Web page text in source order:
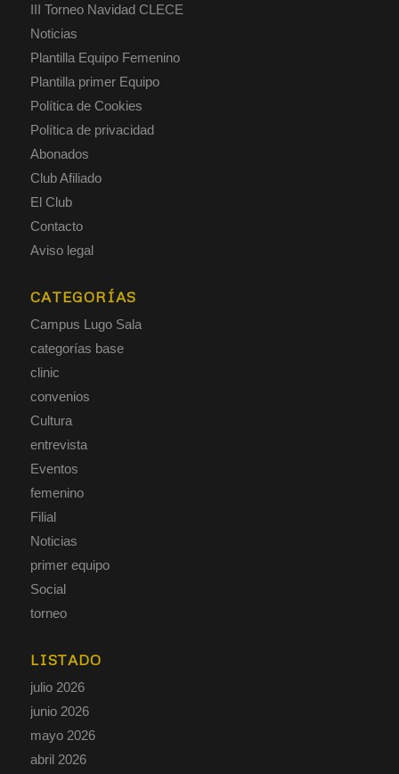
III Torneo Navidad CLECE
Noticias
Plantilla Equipo Femenino
Plantilla primer Equipo
Política de Cookies
Política de privacidad
Abonados
Club Afiliado
El Club
Contacto
Aviso legal
CATEGORÍAS
Campus Lugo Sala
categorías base
clinic
convenios
Cultura
entrevista
Eventos
femenino
Filial
Noticias
primer equipo
Social
torneo
LISTADO
julio 2026
junio 2026
mayo 2026
abril 2026